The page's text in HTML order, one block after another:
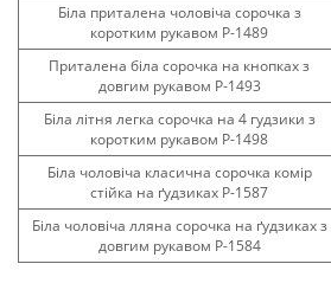
Біла приталена чоловіча сорочка з
коротким рукавом Р-1489
Приталена біла сорочка на кнопках з
довгим рукавом Р-1493
Біла літня легка сорочка на 4 гудзики з
коротким рукавом Р-1498
Біла чоловіча класична сорочка комір
стійка на ґудзиках Р-1587
Біла чоловіча лляна сорочка на ґудзиках з
довгим рукавом Р-1584